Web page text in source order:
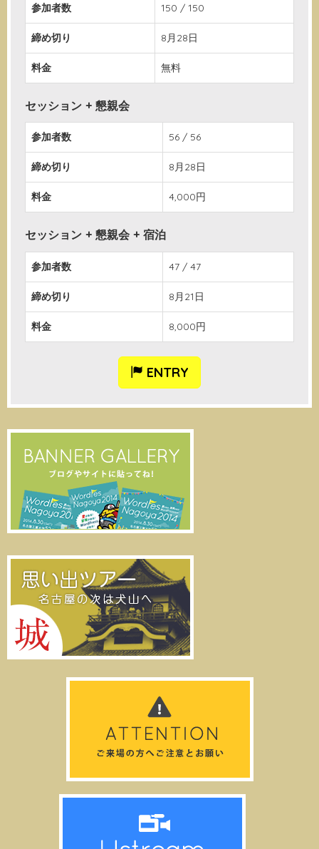
参加者数 150 / 150
締め切り 8月28日
料金 無料
セッション + 懇親会
参加者数 56 / 56
締め切り 8月28日
料金 4,000円
セッション + 懇親会 + 宿泊
参加者数 47 / 47
締め切り 8月21日
料金 8,000円
ENTRY